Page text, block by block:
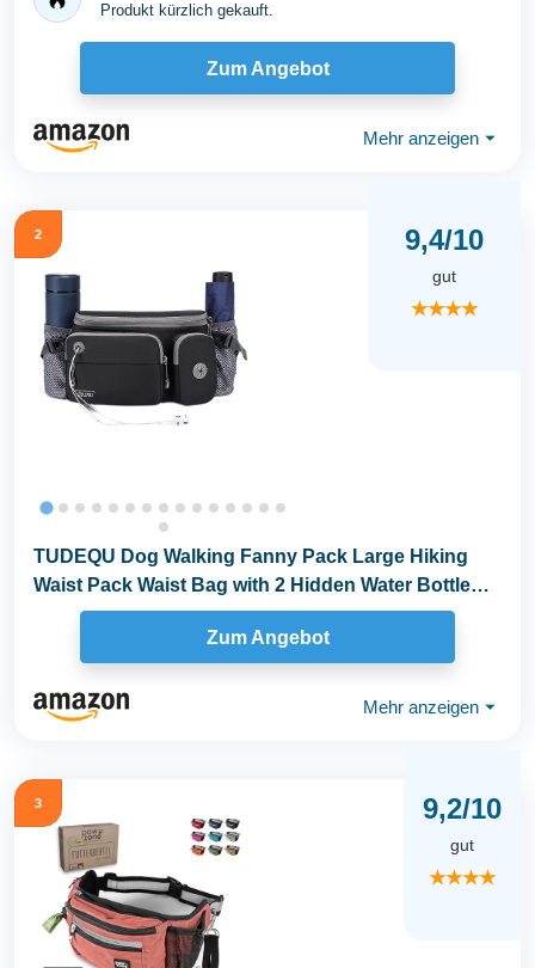
Produkt kürzlich gekauft.
Zum Angebot
Mehr anzeigen ⏷
2 9,4/10
gut
★★★★
TUDEQU Dog Walking Fanny Pack Large Hiking
Waist Pack Waist Bag with 2 Hidden Water Bottle
Holder...
Zum Angebot
Mehr anzeigen ⏷
3 9,2/10
gut
★★★★